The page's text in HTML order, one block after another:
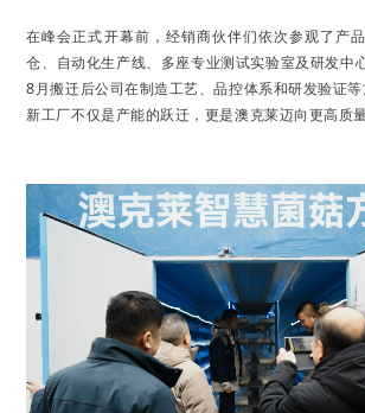
在峰会正式开幕前，经销商伙伴们依次参观了产
仓、自动化生产线、多座专业测试实验室及研发中
8月搬迁后公司在制造工艺、品控体系和研发验证等
新工厂不仅是产能的跃迁，更是澳克莱迈向更高质